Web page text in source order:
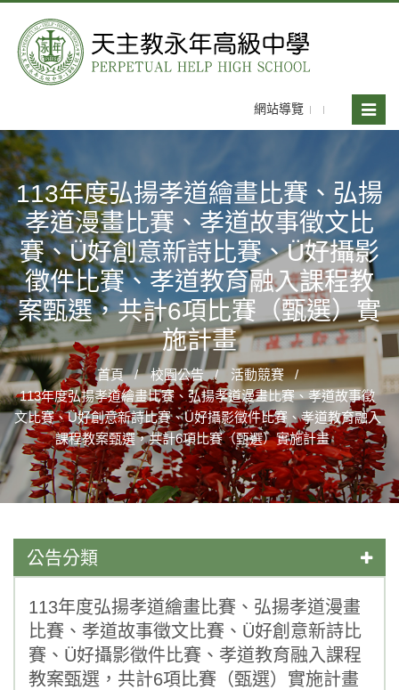
網站導覽
Toggle
113年度弘揚孝道繪畫比賽、弘揚
孝道漫畫比賽、孝道故事徵文比
賽、Ü好創意新詩比賽、Ü好攝影
徵件比賽、孝道教育融入課程教
案甄選，共計6項比賽（甄選）實
施計畫
首頁 校園公告
活動競賽
113年度弘揚孝道繪畫比賽、弘揚孝道漫畫比賽、孝道故事徵
文比賽、Ü好創意新詩比賽、Ü好攝影徵件比賽、孝道教育融入
課程教案甄選，共計6項比賽（甄選）實施計畫
公告分類
學藝競試
一般公告
媒體報導
113年度弘揚孝道繪畫比賽、弘揚孝道漫畫
比賽、孝道故事徵文比賽、Ü好創意新詩比
賽、Ü好攝影徵件比賽、孝道教育融入課程
教案甄選，共計6項比賽（甄選）實施計畫